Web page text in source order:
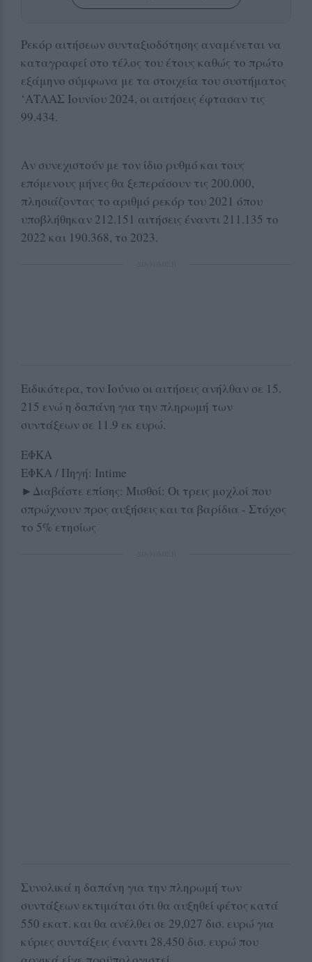
Ρεκόρ αιτήσεων συνταξιοδότησης αναμένεται να
καταγραφεί στο τέλος του έτους καθώς το πρώτο
εξάμηνο σύμφωνα με τα στοιχεία του συστήματος
‘ΑΤΛΑΣ Ιουνίου 2024, οι αιτήσεις έφτασαν τις
99.434.
Αν συνεχιστούν με τον ίδιο ρυθμό και τους
επόμενους μήνες θα ξεπεράσουν τις 200.000,
πλησιάζοντας το αριθμό ρεκόρ του 2021 όπου
υποβλήθηκαν 212.151 αιτήσεις έναντι 211.135 το
2022 και 190.368, το 2023.
Ειδικότερα, τον Ιούνιο οι αιτήσεις ανήλθαν σε 15.
215 ενώ η δαπάνη για την πληρωμή των
συντάξεων σε 11.9 εκ ευρώ.
ΕΦΚΑ
ΕΦΚΑ / Πηγή: Intime
►Διαβάστε επίσης: Μισθοί: Οι τρεις μοχλοί που
σπρώχνουν προς αυξήσεις και τα βαρίδια - Στόχος
το 5% ετησίως
Συνολικά η δαπάνη για την πληρωμή των
συντάξεων εκτιμάται ότι θα αυξηθεί φέτος κατά
550 εκατ. και θα ανέλθει σε 29,027 δισ. ευρώ για
κύριες συντάξεις έναντι 28,450 δισ. ευρώ που